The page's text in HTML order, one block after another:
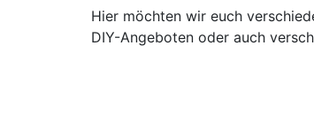
Hier möchten wir euch
DIY-Angeboten oder auch